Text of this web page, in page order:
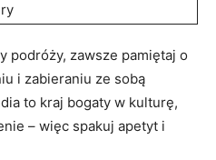
podróży, zawsze pamiętaj o
i zabieraniu ze‍ sobą
to ‌kraj bogaty‌ w kulturę,​
–‍ więc⁢ spakuj apetyt i